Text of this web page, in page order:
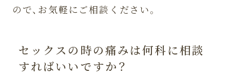
ので、お気軽にご相談ください。
セックスの時の痛みは何科に相談
すればいいですか？